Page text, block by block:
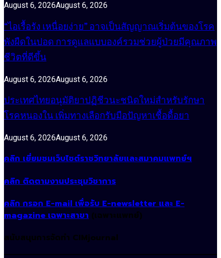
August 6, 2026August 6, 2026
“ไอเรื้อรัง เหนื่อยง่าย” อาจเป็นสัญญาณเริ่มต้นของโรค
พังผืดในปอด การดูแลแบบองค์รวมช่วยผู้ป่วยมีคุณภาพ
ชีวิตที่ดีขึ้น
August 6, 2026August 6, 2026
ประเทศไทยอนุมัติยาปฏิชีวนะชนิดใหม่สำหรับรักษา
โรคหนองใน เพิ่มทางเลือกรับมือปัญหาเชื้อดื้อยา
August 6, 2026August 6, 2026
คลิก เยี่ยมชมเว็บไซต์ราชวิทยาลัยและสมาคมแพทย์ฯ
คลิก ติดตามงานประชุมวิชาการ
คลิก กรอก E-mail เพื่อรับ E-newsletter และ E-
magazine เฉพาะสาขา (เฉพาะแพทย์)
สนับสนุนการจัดทำ CIMjournal